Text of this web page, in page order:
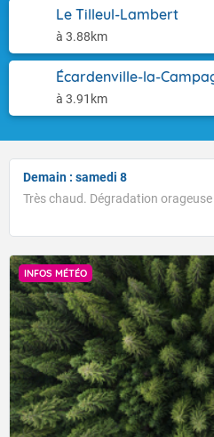
Le Tilleul-Lambert
à 3.88km
Écardenville-la-
à 3.91km
Demain : samedi 8
Très chaud. Dégradation
INFOS MÉTÉO